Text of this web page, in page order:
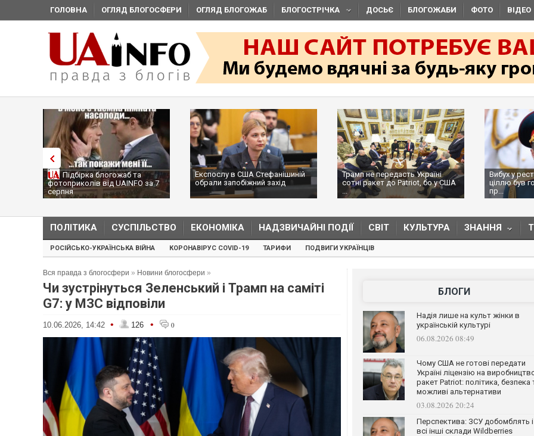
ГОЛОВНА ОГЛЯД БЛОГОСФЕРИ ОГЛЯД БЛОГОЖАБ БЛОГОСТРІЧКА ДОСЬЄ БЛОГОЖАБИ ФОТО ВІДЕО
Підбірка блогожаб та
фотоприколів від UAINFO за 7
серпня
Експослу в США Стефанішиній
обрали запобіжний захід
Трамп не передасть Україні
сотні ракет до Patriot, бо у США
...
Вибух у
ціллю був
пр...
ПОЛІТИКА СУСПІЛЬСТВО ЕКОНОМІКА НАДЗВИЧАЙНІ ПОДІЇ СВІТ КУЛЬТУРА ЗНАННЯ
РОСІЙСЬКО-УКРАЇНСЬКА ВІЙНА КОРОНАВІРУС COVID-19 ТАРИФИ ПОДВИГИ УКРАЇНЦІВ
Вся правда з блогосфери » Новини блогосфери »
Чи зустрінуться Зеленський і Трамп на саміті
G7: у МЗС відповіли
10.06.2026, 14:42 • 126 • 0
БЛОГИ
Надія лише на культ жінки в
українській культурі
06.08.2026 08:49
Чому США не готові передати
Україні ліцензію на
ракет Patriot: політика, безпека
можливі альтернативи
03.08.2026 20:24
Перспектива: ЗСУ добомблять і
всі інші склади Wildberries